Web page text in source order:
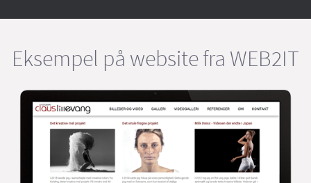
Eksempel på website fra WEB2IT